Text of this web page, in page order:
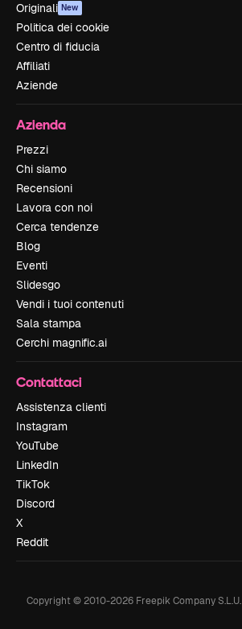
Originali New
Politica dei cookie
Centro di fiducia
Affiliati
Aziende
Azienda
Prezzi
Chi siamo
Recensioni
Lavora con noi
Cerca tendenze
Blog
Eventi
Slidesgo
Vendi i tuoi contenuti
Sala stampa
Cerchi magnific.ai
Contattaci
Assistenza clienti
Instagram
YouTube
LinkedIn
TikTok
Discord
X
Reddit
Copyright © 2010-2026Freepik Company S.L.U.